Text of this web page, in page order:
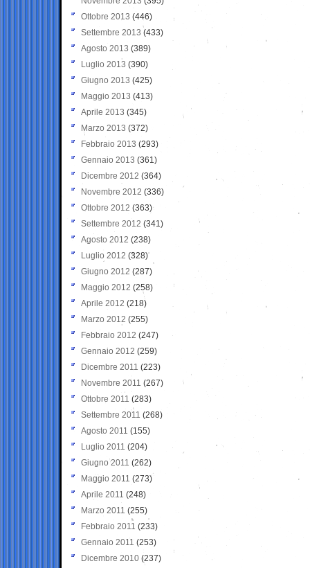
Ottobre 2013 (446)
Settembre 2013 (433)
Agosto 2013 (389)
Luglio 2013 (390)
Giugno 2013 (425)
Maggio 2013 (413)
Aprile 2013 (345)
Marzo 2013 (372)
Febbraio 2013 (293)
Gennaio 2013 (361)
Dicembre 2012 (364)
Novembre 2012 (336)
Ottobre 2012 (363)
Settembre 2012 (341)
Agosto 2012 (238)
Luglio 2012 (328)
Giugno 2012 (287)
Maggio 2012 (258)
Aprile 2012 (218)
Marzo 2012 (255)
Febbraio 2012 (247)
Gennaio 2012 (259)
Dicembre 2011 (223)
Novembre 2011 (267)
Ottobre 2011 (283)
Settembre 2011 (268)
Agosto 2011 (155)
Luglio 2011 (204)
Giugno 2011 (262)
Maggio 2011 (273)
Aprile 2011 (248)
Marzo 2011 (255)
Febbraio 2011 (233)
Gennaio 2011 (253)
Dicembre 2010 (237)